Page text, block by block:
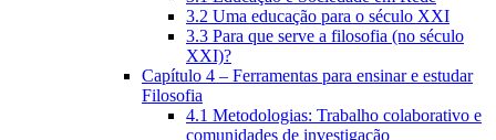
3.2 Uma educação para o século XXI
3.3 Para que serve a filosofia (no século
XXI)?
Capítulo 4 – Ferramentas para ensinar e estudar
Filosofia
4.1 Metodologias: Trabalho colaborativo e
comunidades de investigação